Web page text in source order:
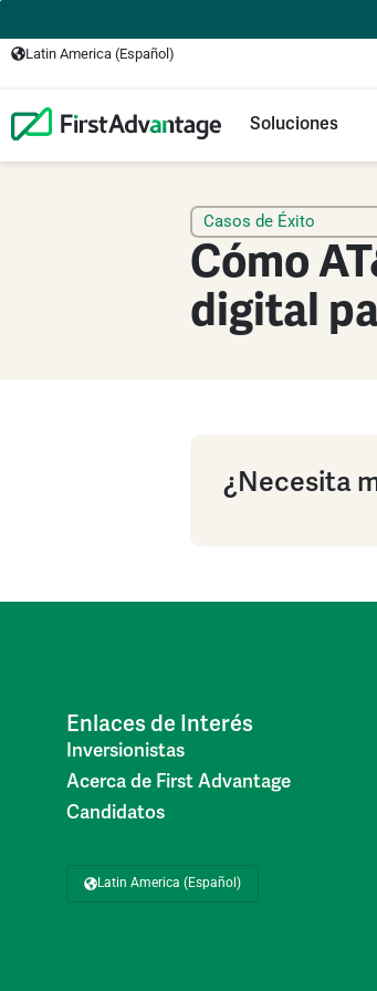
Latin America (Español)
Soluciones
Casos de Éxito
Cómo
digital
¿Necesita
Enlaces de Interés
Inversionistas
Acerca de First Advantage
Candidatos
Latin America (Español)